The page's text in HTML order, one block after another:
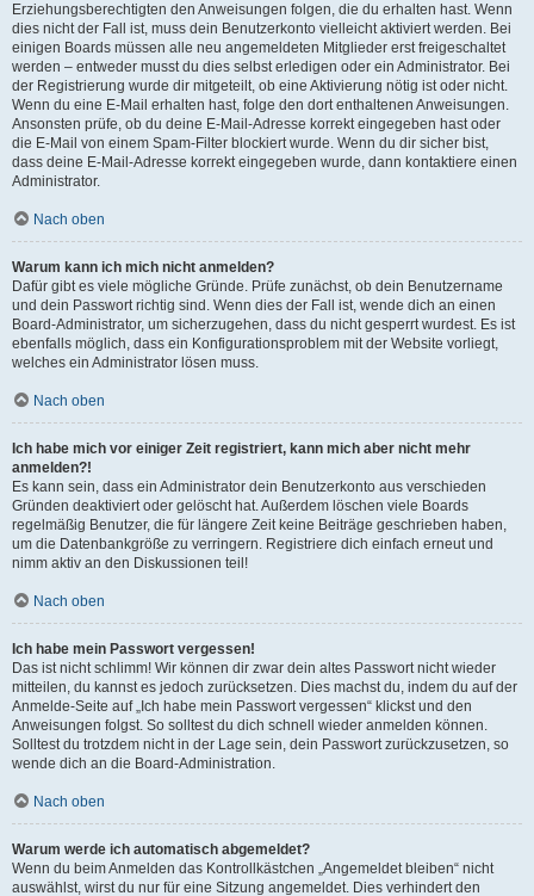
Erziehungsberechtigten den Anweisungen folgen, die du erhalten hast. Wenn
dies nicht der Fall ist, muss dein Benutzerkonto vielleicht aktiviert werden. Bei
einigen Boards müssen alle neu angemeldeten Mitglieder erst freigeschaltet
werden – entweder musst du dies selbst erledigen oder ein Administrator. Bei
der Registrierung wurde dir mitgeteilt, ob eine Aktivierung nötig ist oder nicht.
Wenn du eine E-Mail erhalten hast, folge den dort enthaltenen Anweisungen.
Ansonsten prüfe, ob du deine E-Mail-Adresse korrekt eingegeben hast oder
die E-Mail von einem Spam-Filter blockiert wurde. Wenn du dir sicher bist,
dass deine E-Mail-Adresse korrekt eingegeben wurde, dann kontaktiere einen
Administrator.
Nach oben
Warum kann ich mich nicht anmelden?
Dafür gibt es viele mögliche Gründe. Prüfe zunächst, ob dein Benutzername
und dein Passwort richtig sind. Wenn dies der Fall ist, wende dich an einen
Board-Administrator, um sicherzugehen, dass du nicht gesperrt wurdest. Es ist
ebenfalls möglich, dass ein Konfigurationsproblem mit der Website vorliegt,
welches ein Administrator lösen muss.
Nach oben
Ich habe mich vor einiger Zeit registriert, kann mich aber nicht mehr
anmelden?!
Es kann sein, dass ein Administrator dein Benutzerkonto aus verschieden
Gründen deaktiviert oder gelöscht hat. Außerdem löschen viele Boards
regelmäßig Benutzer, die für längere Zeit keine Beiträge geschrieben haben,
um die Datenbankgröße zu verringern. Registriere dich einfach erneut und
nimm aktiv an den Diskussionen teil!
Nach oben
Ich habe mein Passwort vergessen!
Das ist nicht schlimm! Wir können dir zwar dein altes Passwort nicht wieder
mitteilen, du kannst es jedoch zurücksetzen. Dies machst du, indem du auf der
Anmelde-Seite auf „Ich habe mein Passwort vergessen“ klickst und den
Anweisungen folgst. So solltest du dich schnell wieder anmelden können.
Solltest du trotzdem nicht in der Lage sein, dein Passwort zurückzusetzen, so
wende dich an die Board-Administration.
Nach oben
Warum werde ich automatisch abgemeldet?
Wenn du beim Anmelden das Kontrollkästchen „Angemeldet bleiben“ nicht
auswählst, wirst du nur für eine Sitzung angemeldet. Dies verhindert den